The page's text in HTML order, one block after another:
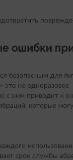
ошибки
безопасным для
это не одноразовое
с ним приводит к
которые
срок службы